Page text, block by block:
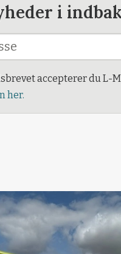
i
accepterer du L-
her.